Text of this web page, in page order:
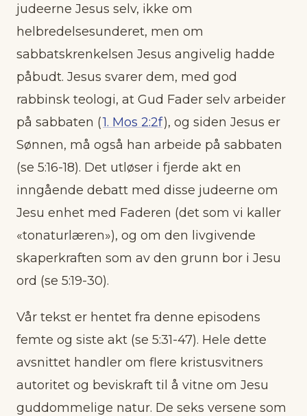
judeerne Jesus selv, ikke om
helbredelsesunderet, men om
sabbatskrenkelsen Jesus angivelig hadde
påbudt. Jesus svarer dem, med god
rabbinsk teologi, at Gud Fader selv arbeider
på sabbaten (1. Mos 2:2f), og siden Jesus er
Sønnen, må også han arbeide på sabbaten
(se 5:16-18). Det utløser i fjerde akt en
inngående debatt med disse judeerne om
Jesu enhet med Faderen (det som vi kaller
«tonaturlæren»), og om den livgivende
skaperkraften som av den grunn bor i Jesu
ord (se 5:19-30).
Vår tekst er hentet fra denne episodens
femte og siste akt (se 5:31-47). Hele dette
avsnittet handler om flere kristusvitners
autoritet og beviskraft til å vitne om Jesu
guddommelige natur. De seks versene som